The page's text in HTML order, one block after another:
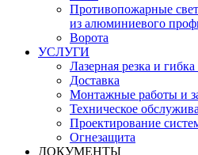
Противопожарные
из алюминиевого
Ворота
УСЛУГИ
Лазерная резка и гибка
Доставка
Монтажные работы и
Техническое
Проектирование
Огнезащита
ДОКУМЕНТЫ